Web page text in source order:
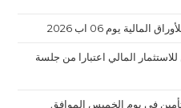
يوم 06 اب 2026
المالي اعتبارا من جلسة
في يوم الخميس الموافق